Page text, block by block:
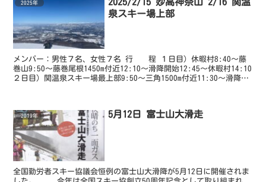
2025年
泉スキー場上部
メンバー：男性７名、女性７名 行 程 １日目）休暇村8:40～藤
巻山9:50～藤巻尾根1450m付近12:10～滑降開始12:45～休暇村14:10
２日目）関温泉スキー場最上部9:50～三角1500m付近11:30～滑降開
2019年 5月12日 富士山大滑走
全国勤労者スキー協議会恒例の富士山大滑降が5月12日に開催されま